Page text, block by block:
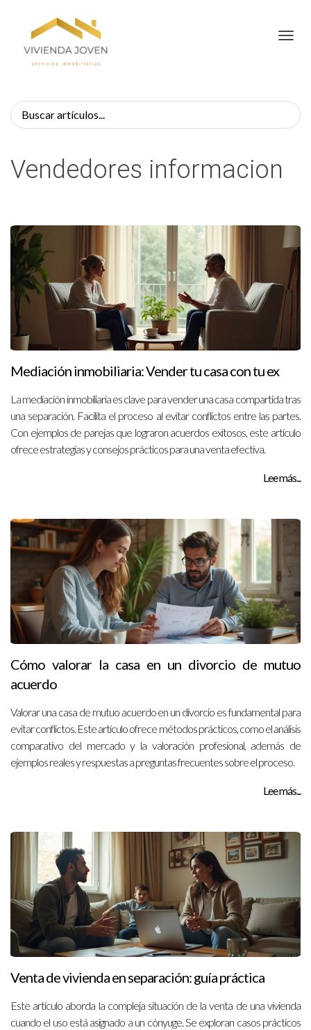
Vendedores informacion
Mediación inmobiliaria: Vender tu casa con tu ex
La mediación inmobiliaria es clave para vender una casa compartida tras
una separación. Facilita el proceso al evitar conflictos entre las partes.
Con ejemplos de parejas que lograron acuerdos exitosos, este artículo
ofrece estrategias y consejos prácticos para una venta efectiva.
Lee más...
Cómo valorar la casa en un divorcio de mutuo
acuerdo
Valorar una casa de mutuo acuerdo en un divorcio es fundamental para
evitar conflictos. Este artículo ofrece métodos prácticos, como el análisis
comparativo del mercado y la valoración profesional, además de
ejemplos reales y respuestas a preguntas frecuentes sobre el proceso.
Lee más...
Venta de vivienda en separación: guía práctica
Este artículo aborda la compleja situación de la venta de una vivienda
cuando el uso está asignado a un cónyuge. Se exploran casos prácticos